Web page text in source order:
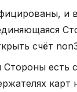
и
счёт
есть
карт